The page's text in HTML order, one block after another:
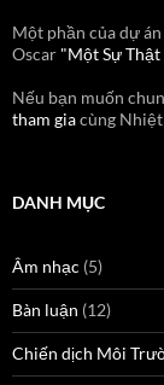
Một phần của dự
Oscar "Một Sự
Nếu bạn muốn
tham giacùng
DANH MỤC
Âm nhạc (5)
Bàn luận (12)
Chiến dịch Môi